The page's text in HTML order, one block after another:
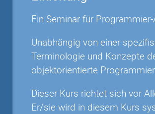
Ein Seminar für
Unabhängig von einer
Terminologie und Konzepte
objektorientierte
Dieser Kurs richtet sich vor
Er/sie wird in diesem Kurs